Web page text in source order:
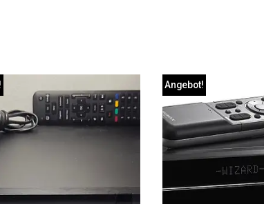
Angebot!